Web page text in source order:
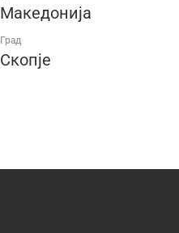
Македонија
Град
Скопје